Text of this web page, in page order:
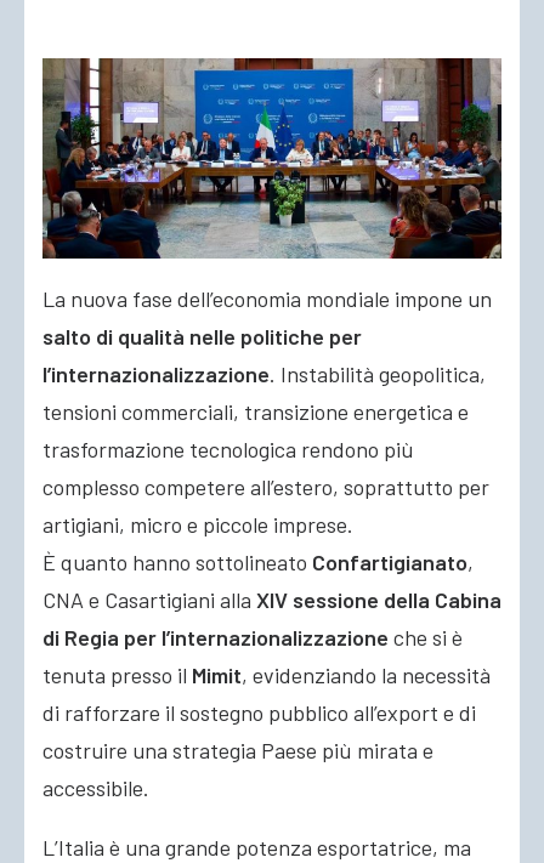
La nuova fase dell’economia mondiale impone un
salto di qualità nelle politiche per
l’internazionalizzazione. Instabilità geopolitica,
tensioni commerciali, transizione energetica e
trasformazione tecnologica rendono più
complesso competere all’estero, soprattutto per
artigiani, micro e piccole imprese.
È quanto hanno sottolineato Confartigianato,
CNA e Casartigiani alla XIV sessione della Cabina
di Regia per l’internazionalizzazione che si è
tenuta presso il Mimit, evidenziando la necessità
di rafforzare il sostegno pubblico all’export e di
costruire una strategia Paese più mirata e
accessibile.
L’Italia è una grande potenza esportatrice, ma